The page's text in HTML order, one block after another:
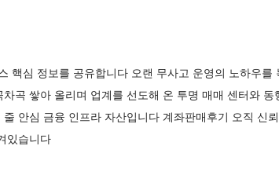
핵심 정보를 공유합니다 오랜 무사고 운영의 노하우를
곡 쌓아 올리며 업계를 선도해 온 투명 매매 센터와
안심 금융 인프라 자산입니다 계좌판매후기 오직 신
있습니다